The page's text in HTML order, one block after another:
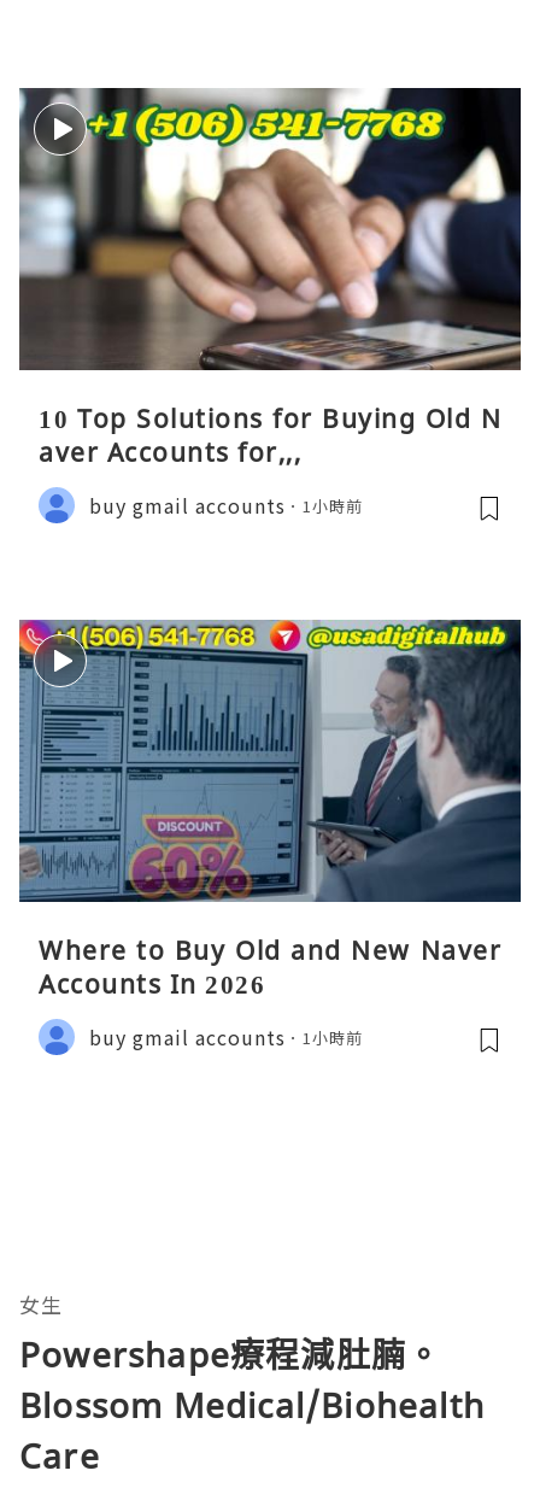
10 Top Solutions for Buying Old N
aver Accounts for,,,
buy gmail accounts 1小時前
Where to Buy Old and New Naver
Accounts In 2026
buy gmail accounts 1小時前
女生
Powershape療程減肚腩。
Blossom Medical/Biohealth
Care